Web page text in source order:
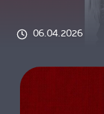
06.04.2026